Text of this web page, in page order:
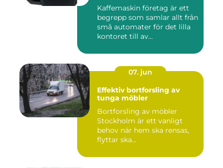
Kaffemaskin företag är ett
begrepp som samlar allt från
små automater för det lilla
kontoret till av...
07. jun
Effektiv bortforsling av
tunga möbler
Bortforsling av möbler
Stockholm är ett vanligt
behov när hem ska rensas,
flyttar ska...